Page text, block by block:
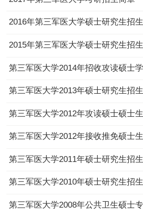
2016年第三军医大学硕士研究生招
2015年第三军医大学硕士研究生招
第三军医大学2013年硕士研究生招
第三军医大学2012年攻读硕士硕士
第三军医大学2012年接收推免硕士
第三军医大学2011年硕士研究生招
第三军医大学2010年硕士研究生招